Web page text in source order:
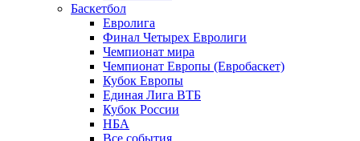
Баскетбол
Евролига
Финал Четырех Евролиги
Чемпионат мира
Чемпионат Европы (Евробаскет)
Кубок Европы
Единая Лига ВТБ
Кубок России
НБА
Все события